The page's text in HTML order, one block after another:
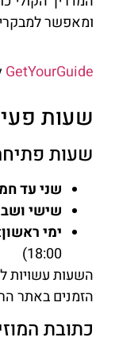
ומאפשר
GetYourGuide
שעות
שעות
שני עד
שישי
ימי ראשון
18:00)
השעות עשויות
הזמנים באתר
כתובת